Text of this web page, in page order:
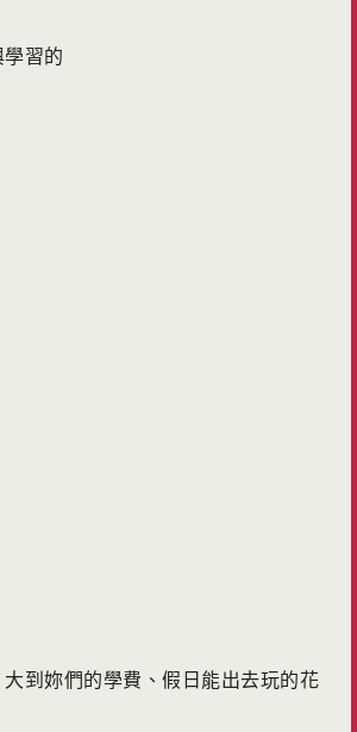
習的
到妳們的學費、假日能出去玩的花